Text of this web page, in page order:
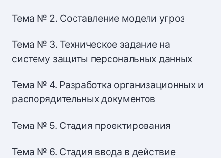
Тема № 2. Составление модели угроз
Тема № 3. Техническое задание на
систему защиты персональных данных
Тема № 4. Разработка организационных и
распорядительных документов
Тема № 5. Стадия проектирования
Тема № 6. Стадия ввода в действие